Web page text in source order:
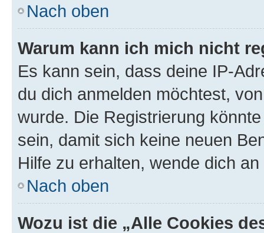
Nach oben
Warum kann ich mich nicht
Es kann sein, dass deine IP-
du dich anmelden möchtest,
wurde. Die Registrierung
sein, damit sich keine neuen
Hilfe zu erhalten, wende dich
Nach oben
Wozu ist die „Alle Cookies